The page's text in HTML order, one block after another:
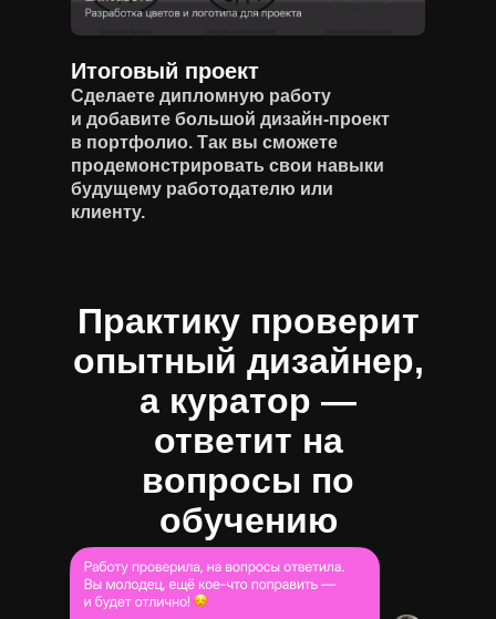
Итоговый проект
Сделаете дипломную работу
и добавите большой дизайн-проект
в портфолио. Так вы сможете
продемонстрировать свои навыки
будущему работодателю или
клиенту.
Практику проверит
опытный дизайнер,
а куратор —
ответит на
вопросы по
обучению